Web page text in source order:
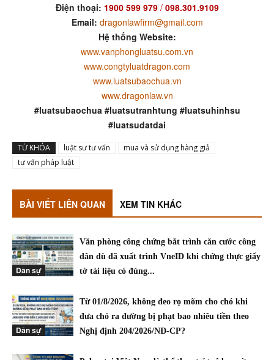
Điện thoại: 1900 599 979/ 098.301.9109
Email: dragonlawfirm@gmail.com
Hệ thống Website:
www.vanphongluatsu.com.vn
www.congtyluatdragon.com
www.luatsubaochua.vn
www.dragonlaw.vn
#luatsubaochua #luatsutranhtung #luatsuhinhsu
#luatsudatdai
TỪ KHÓA luật sư tư vấn
mua và sử dụng hàng giả
tư vấn pháp luật
BÀI VIẾT LIÊN QUAN XEM TIN KHÁC
Dân sự
Văn phòng công chứng bắt trình căn cước công
dân dù đã xuất trình VneID khi chứng thực giấy
tờ tài liệu có đúng...
Dân sự
Từ 01/8/2026, không đeo rọ mõm cho chó khi
đưa chó ra đường bị phạt bao nhiêu tiền theo
Nghị định 204/2026/NĐ-CP?